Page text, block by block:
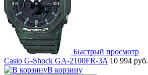
Быстрый просмотр
Casio G-Shock GA-2100FR-3A 10 994 руб.
В корзину